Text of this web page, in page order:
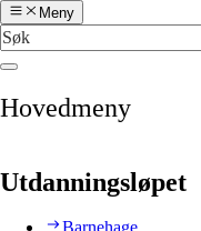
Meny
Hovedmeny
Utdanningsløpet
Barnehage